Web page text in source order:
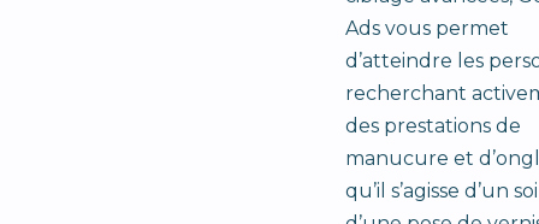
Ads vous permet
d’atteindre les
recherchant
des prestations de
manucure et
qu’il s’agisse d’un